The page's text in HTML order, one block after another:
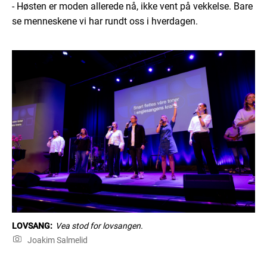
- Høsten er moden allerede nå, ikke vent på vekkelse. Bare
se menneskene vi har rundt oss i hverdagen.
LOVSANG: Vea stod for lovsangen.
Joakim Salmelid